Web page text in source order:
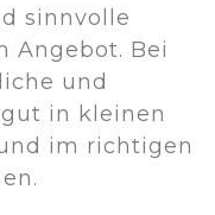
sinnvolle
Angebot. Bei
und
in kleinen
im richtigen